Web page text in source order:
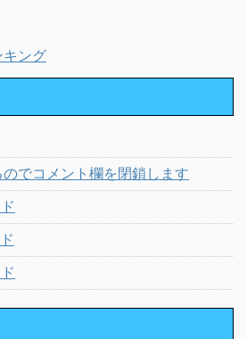
ング
でコメント欄を閉鎖します